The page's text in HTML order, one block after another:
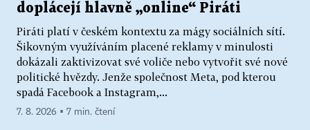
doplácejí hlavně „online“ Piráti
Piráti platí v českém kontextu za mágy sociálních sítí.
Šikovným využíváním placené reklamy v minulosti
dokázali zaktivizovat své voliče nebo vytvořit své nové
politické hvězdy. Jenže společnost Meta, pod kterou
spadá Facebook a Instagram,...
7. 8. 2026 ▪ 7 min. čtení